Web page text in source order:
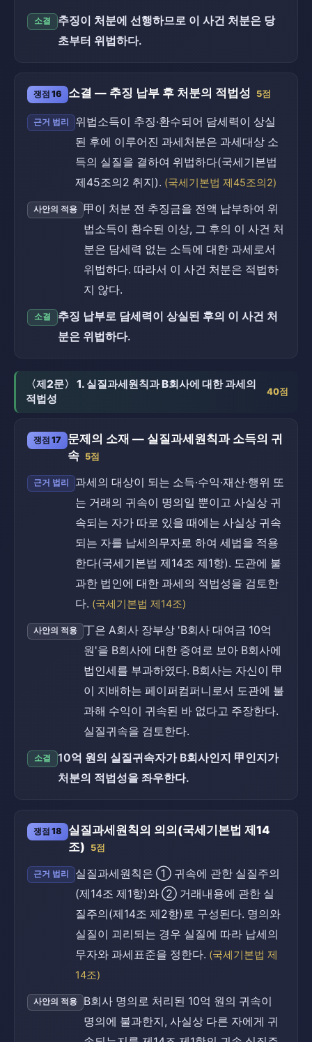
소결
추징이 처분에 선행하므로 이 사건 처분은 당
초부터 위법하다.
쟁점 16 소결 — 추징 납부 후 처분의 적법성 5점
근거 법리
위법소득이 추징·환수되어 담세력이 상실
된 후에 이루어진 과세처분은 과세대상 소
득의 실질을 결하여 위법하다(국세기본법
제45조의2 취지). (국세기본법 제45조의2)
사안의 적용
甲이 처분 전 추징금을 전액 납부하여 위
법소득이 환수된 이상, 그 후의 이 사건 처
분은 담세력 없는 소득에 대한 과세로서
위법하다. 따라서 이 사건 처분은 적법하
지 않다.
소결
추징 납부로 담세력이 상실된 후의 이 사건 처
분은 위법하다.
〈제2문〉 1. 실질과세원칙과 B회사에 대한 과세의
적법성
40점
쟁점 17
문제의 소재 — 실질과세원칙과 소득의 귀
속 5점
근거 법리
과세의 대상이 되는 소득·수익·재산·행위 또
는 거래의 귀속이 명의일 뿐이고 사실상 귀
속되는 자가 따로 있을 때에는 사실상 귀속
되는 자를 납세의무자로 하여 세법을 적용
한다(국세기본법 제14조 제1항). 도관에 불
과한 법인에 대한 과세의 적법성을 검토한
다. (국세기본법 제14조)
사안의 적용
丁은 A회사 장부상 'B회사 대여금 10억
원'을 B회사에 대한 증여로 보아 B회사에
법인세를 부과하였다. B회사는 자신이 甲
이 지배하는 페이퍼컴퍼니로서 도관에 불
과해 수익이 귀속된 바 없다고 주장한다.
실질귀속을 검토한다.
소결
10억 원의 실질귀속자가 B회사인지 甲인지가
처분의 적법성을 좌우한다.
쟁점 18
실질과세원칙의 의의(국세기본법 제14
조) 5점
근거 법리
실질과세원칙은 ① 귀속에 관한 실질주의
(제14조 제1항)와 ② 거래내용에 관한 실
질주의(제14조 제2항)로 구성된다. 명의와
실질이 괴리되는 경우 실질에 따라 납세의
무자와 과세표준을 정한다. (국세기본법 제
14조)
사안의 적용
B회사 명의로 처리된 10억 원의 귀속이
명의에 불과한지, 사실상 다른 자에게 귀